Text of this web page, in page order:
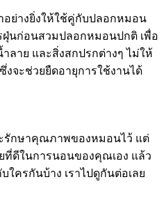
อย่างยิ่งให้ใช้คู่กับปลอกหมอน
นก่อนสวมปลอกหมอนปกติ เพื่อ
ลาย และสิ่งสกปรกต่างๆ ไม่ให้
จะช่วยยืดอายุการใช้งานได้
รักษาคุณภาพของหมอนไว้ แต่
ที่ดีในการนอนของคุณเอง แล้ว
ครกันบ้าง เราไปดูกันต่อเลย